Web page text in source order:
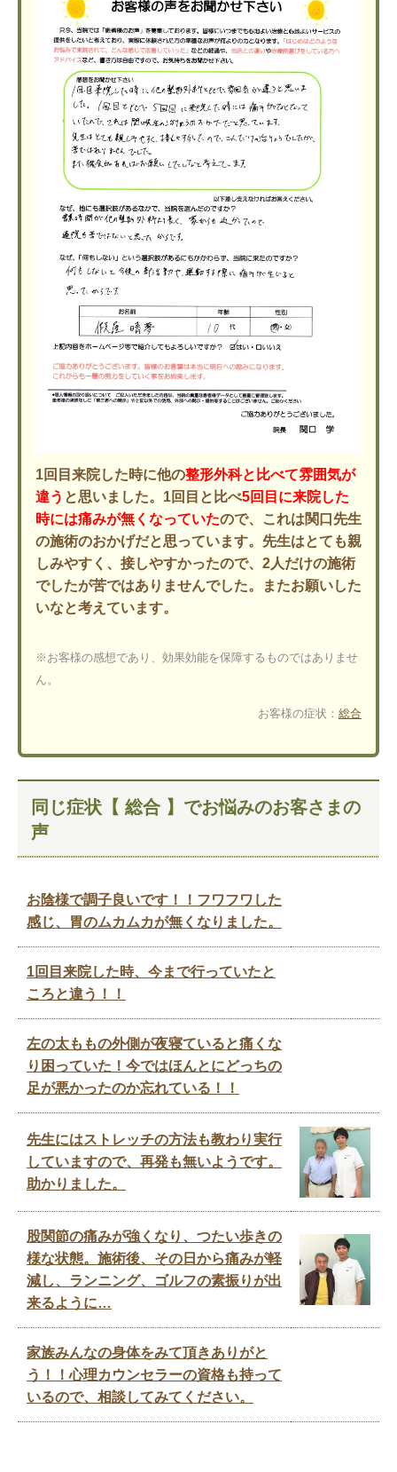
1回目来院した時に他の整形外科と比べて雰囲気が
違う と思いました。1回目と比べ5回目に来院した
時には痛みが無くなっていたので、これは関口先生
の施術のおかげだと思っています。先生はとても親
しみやすく、接しやすかったので、2人だけの施術
でしたが苦ではありませんでした。またお願いした
いなと考えています。
※お客様の感想であり、効果効能を保障するものではありませ
ん。
お客様の症状： 総合
同じ症状【 総合 】でお悩みのお客さまの
声
お陰様で調子良いです！！フワフワした
感じ、胃のムカムカが無くなりました。
1回目来院した時、今まで行っていたと
ころと違う！！
左の太ももの外側が夜寝ていると痛くな
り困っていた！今ではほんとにどっちの
足が悪かったのか忘れている！！
先生にはストレッチの方法も教わり実行
していますので、再発も無いようです。
助かりました。
股関節の痛みが強くなり、つたい歩きの
様な状態。施術後、その日から痛みが軽
減し、ランニング、ゴルフの素振りが出
来るように…
家族みんなの身体をみて頂きありがと
う！！心理カウンセラーの資格も持って
いるので、相談してみてください。